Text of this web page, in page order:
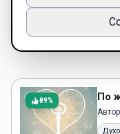
Новинки
89% По